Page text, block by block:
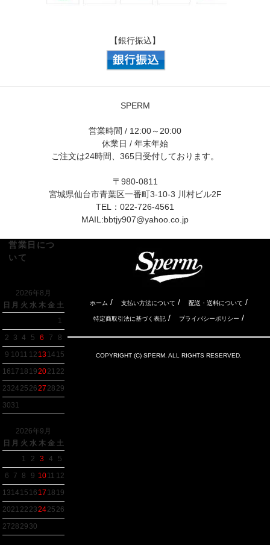
【銀行振込】
SPERM
営業時間 / 12:00～20:00
休業日 / 年末年始
ご注文は24時間、365日受付しております。
〒980-0811
宮城県仙台市青葉区一番町3-10-3 川村ビル2F
TEL：022-726-4561
MAIL:bbtjy907@yahoo.co.jp
営業日につ
いて
2026年8月
日
月 火 水 木 金 土
1
2
3 4 5 6 7
8
9 10 11 12 1314 15
1617 18 192021 22
2324 25 2627 28 29
3031
2026年9月
日
月 火 水 木 金 土
1
2 3 4
5
6
7 8 9 1011 12
1314 15 16 17 18 19
2021 22 232425 26
2728 29 30
ホーム / 支払い方法について / 配送・送料について /
特定商取引法に基づく表記 / プライバシーポリシー /
COPYRIGHT (C) SPERM. ALL RIGHTS RESERVED.